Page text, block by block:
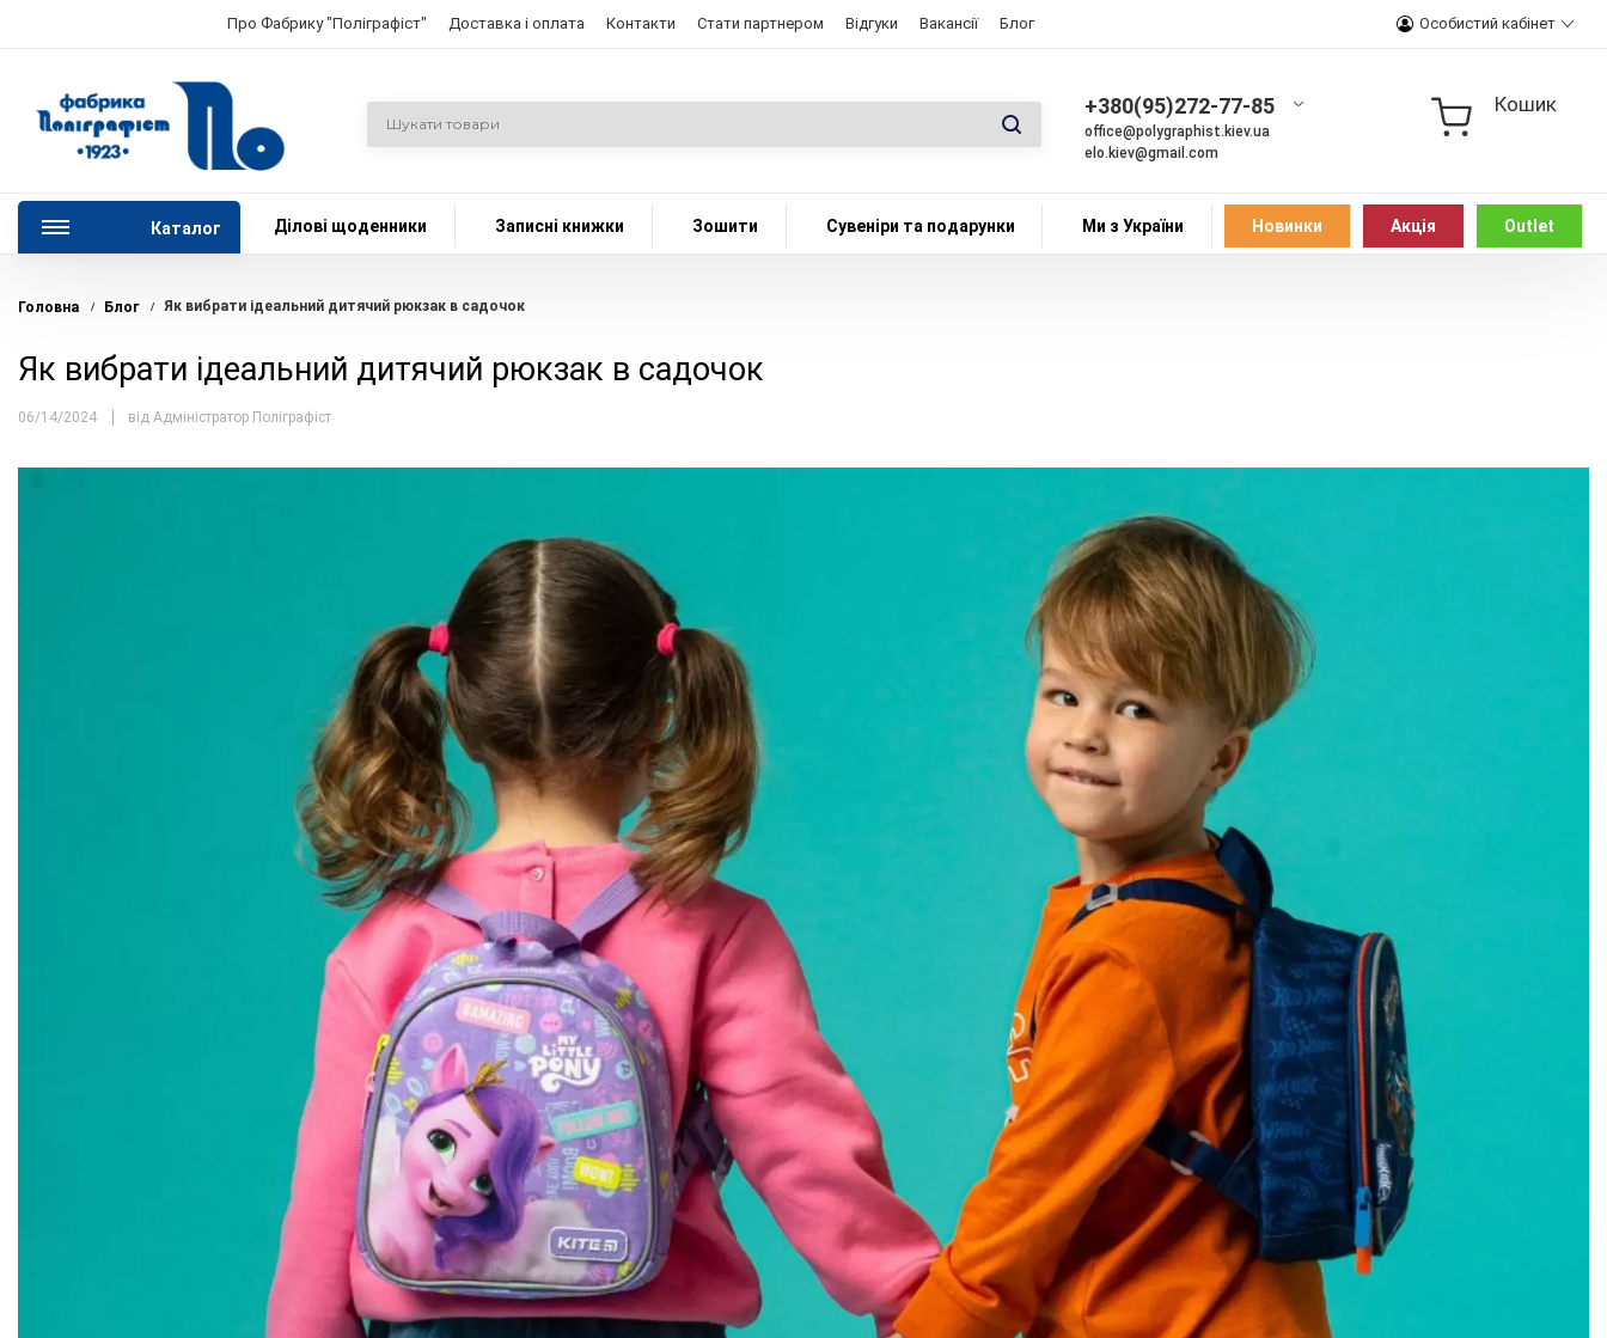
Про Фабрику "Поліграфіст" Доставка і оплата Контакти Стати партнером Відгуки Вакансії Блог Особистий кабінет
+380(95)272-77-85
office@polygraphist.kiev.ua
elo.kiev@gmail.com
Кошик
Каталог Ділові щоденники Записні книжки Зошити Сувеніри та подарунки Ми з України Новинки Акція Outlet
Головна Блог Як вибрати ідеальний дитячий рюкзак в садочок
Як вибрати ідеальний дитячий рюкзак в садочок
06/14/2024 від Адміністратор Поліграфіст